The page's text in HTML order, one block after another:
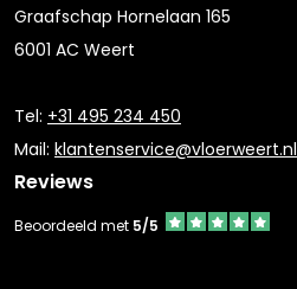
Graafschap Hornelaan 165
6001 AC Weert
Tel: +31 495 234 450
Mail: klantenservice@vloerweert.nl
Reviews
Beoordeeld met 5/5